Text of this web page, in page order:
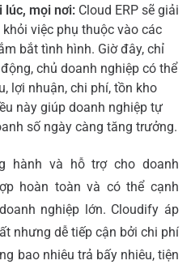
lúc, mọi nơi: Cloud ERP sẽ giải
việc phụ thuộc vào các
bắt tình hình. Giờ đây, chỉ
chủ doanh nghiệp có thể
lợi nhuận, chi phí, tồn kho
này giúp doanh nghiệp tự
số ngày càng tăng trưởng.
hành và hỗ trợ cho doanh
hoàn toàn và có thể cạnh
nghiệp lớn. Cloudify áp
nhưng dễ tiếp cận bởi chi phí
bao nhiêu trả bấy nhiêu, tiện